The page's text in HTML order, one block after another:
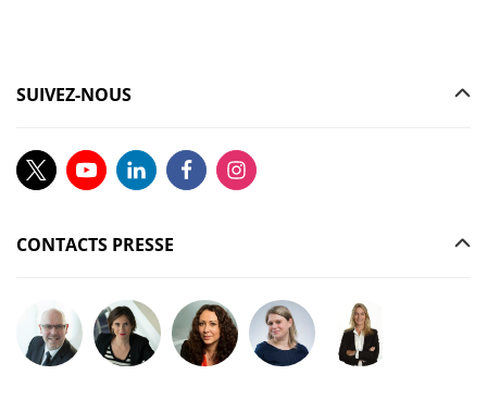
SUIVEZ-NOUS
CONTACTS PRESSE
Poser votre question à Christophe GILBERT
Poser votre question à Fanny KERECKI
Poser votre question à Mélissa
Poser votre question à Marine
Poser votre question